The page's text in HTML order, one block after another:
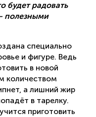
будет радовать
полезными
специально
и фигуре. Ведь
в новой
количеством
а лишний жир
в тарелку.
приготовить